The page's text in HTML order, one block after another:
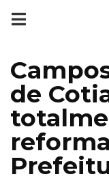
de